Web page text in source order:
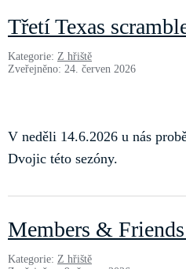
Třetí Texas
Kategorie: Z hřiště
Zveřejněno: 24. červen 2026
V neděli 14.6.2026 u nás
Dvojic této sezóny.
Members &
Kategorie: Z hřiště